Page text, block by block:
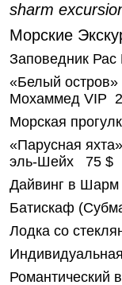
sharm
Морские
Заповедник
«Белый остров»
Мохаммед VIP
Морская
«Парусная
эль-Шейх 75 $
Дайвинг в
Батискаф
Лодка со
Романтический